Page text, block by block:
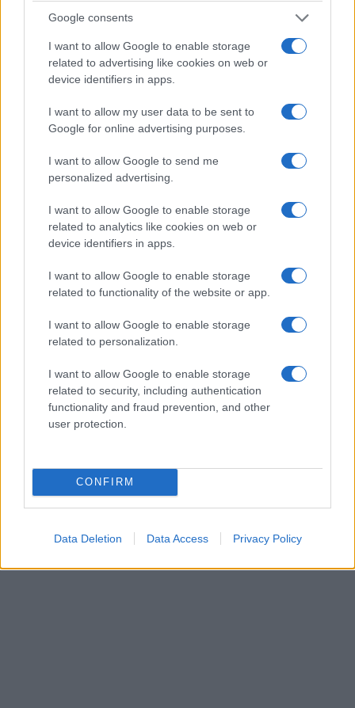
Google consents
I want to allow Google to enable storage
related to advertising like cookies on web or
device identifiers in apps.
I want to allow my user data to be sent to
Google for online advertising purposes.
I want to allow Google to send me
personalized advertising.
I want to allow Google to enable storage
related to analytics like cookies on web or
device identifiers in apps.
I want to allow Google to enable storage
related to functionality of the website or app.
I want to allow Google to enable storage
related to personalization.
I want to allow Google to enable storage
related to security, including authentication
functionality and fraud prevention, and other
user protection.
CONFIRM
Data Deletion Data Access Privacy Policy